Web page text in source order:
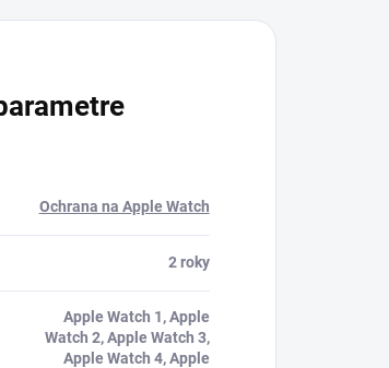
Ochrana na Apple Watch
2 roky
Apple Watch 1, Apple
Watch 2, Apple Watch 3,
Apple Watch 4, Apple